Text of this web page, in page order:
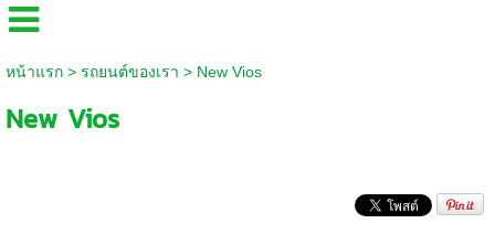
หน้าแรก> รถยนต์ของเรา > New Vios
New Vios